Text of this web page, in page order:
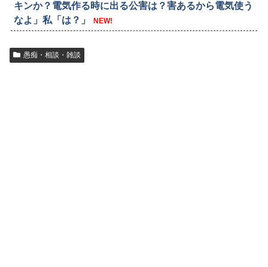
キンか？電気作る時に出る公害は？害あるから電気使う
なよ」私「は？」
NEW!
愚痴・相談・雑談